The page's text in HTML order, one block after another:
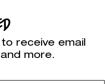
to receive email
more.